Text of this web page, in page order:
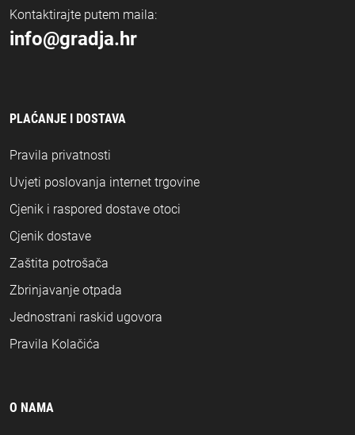
Kontaktirajte putem maila:
info@gradja.hr
PLAĆANJE I DOSTAVA
Pravila privatnosti
Uvjeti poslovanja internet trgovine
Cjenik i raspored dostave otoci
Cjenik dostave
Zaštita potrošača
Zbrinjavanje otpada
Jednostrani raskid ugovora
Pravila Kolačića
O NAMA